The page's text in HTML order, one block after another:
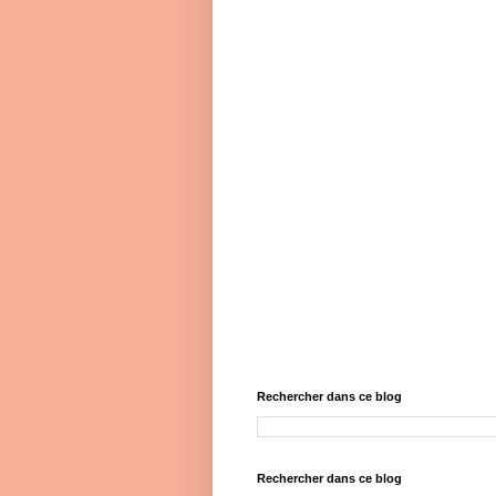
Rechercher dans ce blog
Rechercher dans ce blog